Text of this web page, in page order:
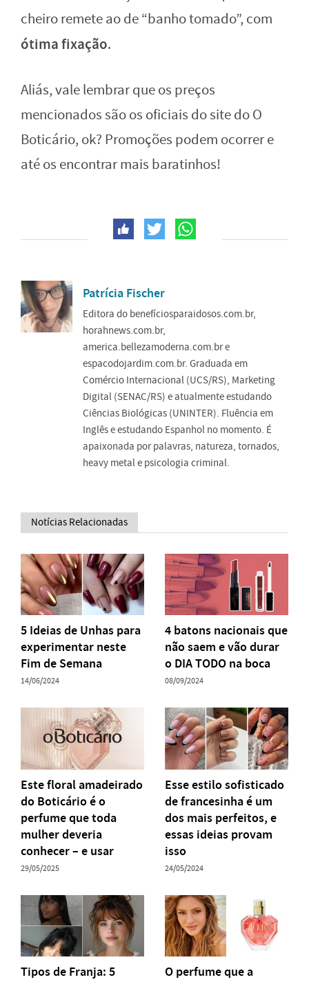
cheiro remete ao de “banho tomado”, com
ótima fixação.
Aliás, vale lembrar que os preços
mencionados são os oficiais do site do O
Boticário, ok? Promoções podem ocorrer e
até os encontrar mais baratinhos!
Patrícia Fischer
Editora do benefíciosparaidosos.com.br,
horahnews.com.br,
america.bellezamoderna.com.br e
espacodojardim.com.br. Graduada em
Comércio Internacional (UCS/RS), Marketing
Digital (SENAC/RS) e atualmente estudando
Ciências Biológicas (UNINTER). Fluência em
Inglês e estudando Espanhol no momento. É
apaixonada por palavras, natureza, tornados,
heavy metal e psicologia criminal.
Notícias Relacionadas
5 Ideias de Unhas para
experimentar neste
Fim de Semana
14/06/2024
4 batons nacionais que
não saem e vão durar
o DIA TODO na boca
08/09/2024
Este floral amadeirado
do Boticário é o
perfume que toda
mulher deveria
conhecer – e usar
29/05/2025
Esse estilo sofisticado
de francesinha é um
dos mais perfeitos, e
essas ideias provam
isso
24/05/2024
Tipos de Franja: 5
O perfume que a